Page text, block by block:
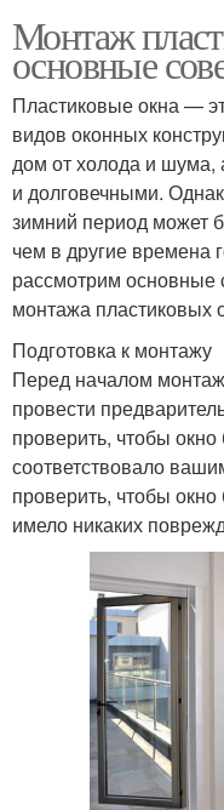
Монтаж
основные
Пластиковые окна —
видов оконных
дом от холода и шума,
и долговечными.
зимний период может
чем в другие времена
рассмотрим основные
монтажа пластиковых
Подготовка к монтажу
Перед началом
провести
проверить, чтобы
соответствовало
проверить, чтобы
имело никаких